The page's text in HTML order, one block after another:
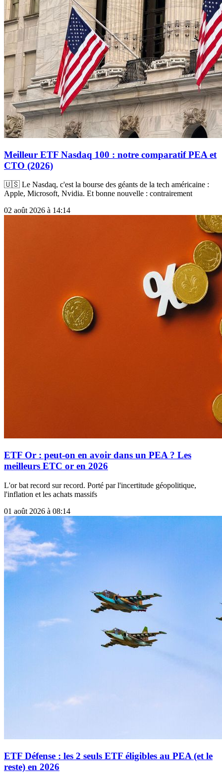
Meilleur ETF Nasdaq 100 : notre comparatif PEA et
CTO (2026)
🇺🇸 Le Nasdaq, c'est la bourse des géants de la tech américaine :
Apple, Microsoft, Nvidia. Et bonne nouvelle : contrairement
02 août 2026 à 14:14
ETF Or : peut-on en avoir dans un PEA ? Les
meilleurs ETC or en 2026
L'or bat record sur record. Porté par l'incertitude géopolitique,
l'inflation et les achats massifs
01 août 2026 à 08:14
ETF Défense : les 2 seuls ETF éligibles au PEA (et le
reste) en 2026